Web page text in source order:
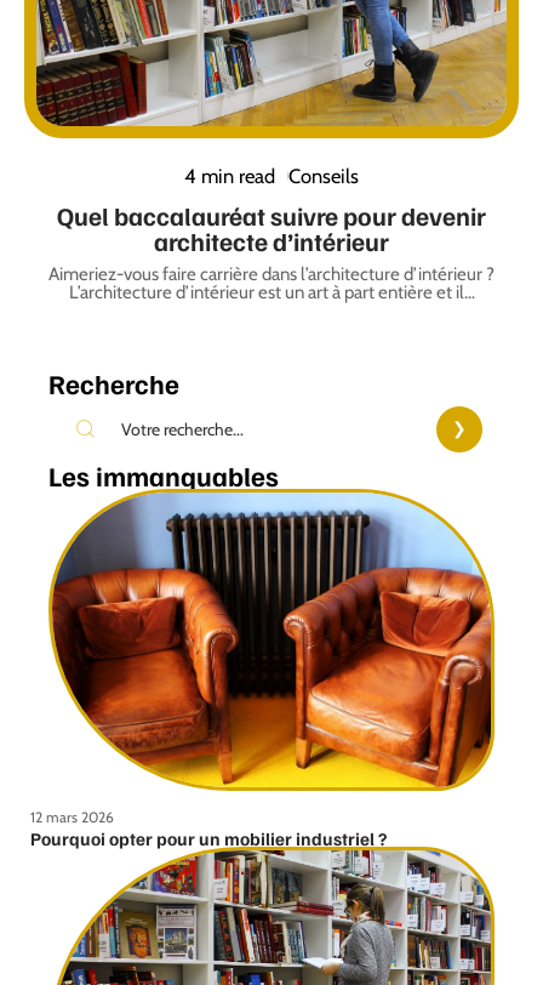
4 min read Conseils
Quel baccalauréat suivre pour devenir
architecte d’intérieur
Aimeriez-vous faire carrière dans l’architecture d’intérieur ?
L’architecture d’intérieur est un art à part entière et il…
Recherche
Les immanquables
12 mars 2026
Pourquoi opter pour un mobilier industriel ?